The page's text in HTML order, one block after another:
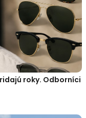
roky. Odborníci